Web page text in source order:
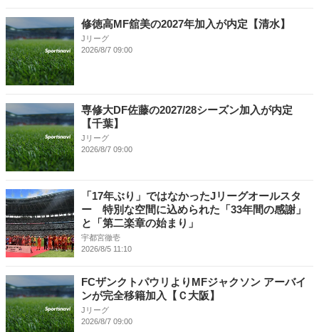
修徳高MF舘美の2027年加入が内定【清水】
Jリーグ
2026/8/7 09:00
専修大DF佐藤の2027/28シーズン加入が内定
【千葉】
Jリーグ
2026/8/7 09:00
「17年ぶり」ではなかったJリーグオールスタ
ー 特別な空間に込められた「33年間の感謝」
と「第二楽章の始まり」
宇都宮徹壱
2026/8/5 11:10
FCザンクトパウリよりMFジャクソン アーバイ
ンが完全移籍加入【Ｃ大阪】
Jリーグ
2026/8/7 09:00